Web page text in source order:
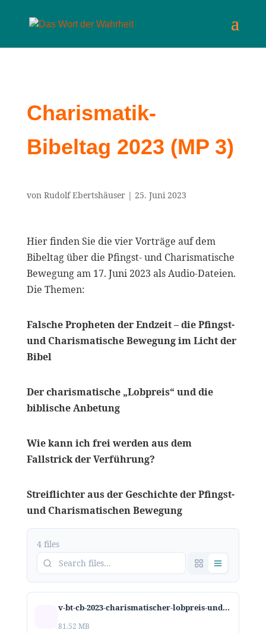
Charismatik-
Bibeltag 2023 (MP 3)
von Rudolf Ebertshäuser| 25. Juni 2023
Hier finden Sie die vier Vorträge auf dem
Bibeltag über die Pfingst- und Charismatische
Bewegung am 17. Juni 2023 als Audio-Dateien.
Die Themen:
Falsche Propheten der Endzeit – die Pfingst-
und Charismatische Bewegung im Licht der
Bibel
Der charismatische „Lobpreis“ und die
biblische Anbetung
Wie kann ich frei werden aus dem
Fallstrick der Verführung?
Streiflichter aus der Geschichte der Pfingst-
und Charismatischen Bewegung
4 files
v-bt-cb-2023-charismatischer-lobpreis-und-biblische-anbetung.mp3
81.52 MB